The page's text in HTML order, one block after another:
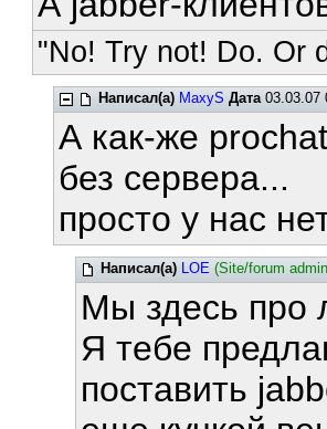
"No! Try not! Do. Or
Написал(а) MaxyS Дата03.03.07
А как-же
без сервера...
просто у нас
Написал(а) LOE (Site/forum
Мы здесь про
Я тебе
поставить